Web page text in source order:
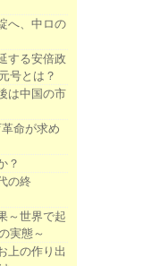
へ、中ロの
する安倍政
号とは？
は中国の市
命が求め
？
の終
～世界で起
実態～
上の作り出